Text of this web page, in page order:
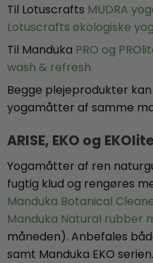
Til Lotuscrafts MUDRA
Lotuscrafts økologiske
Til Manduka PRO og
wash & refresh
Begge plejeprodukter
yogamåtter af samme
ARISE, EKO og
Yogamåtter af ren
fugtig klud og rengøres
Manduka Botanical
Manduka Natural rubber
måneden). Anbefales
samt Manduka EKO serien.